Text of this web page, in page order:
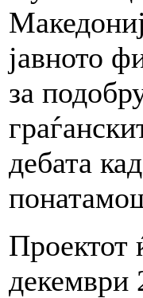
јавното
за
дебата
Проектот
декември